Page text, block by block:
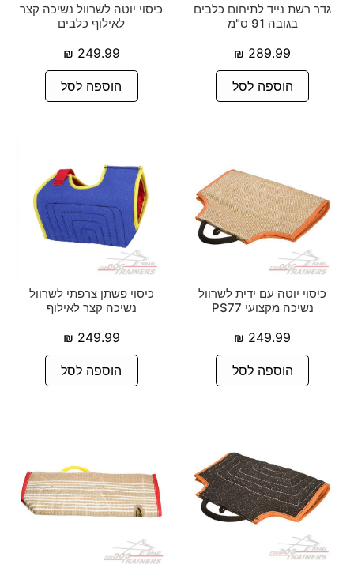
גדר רשת נייד לתיחום כלבים
בגובה 91 ס"מ
289.99
₪
הוספה לסל
כיסוי יוטה לשרוול נשיכה קצר
לאילוף כלבים
249.99
₪
הוספה לסל
כיסוי יוטה עם ידית לשרוול
נשיכה מקצועי PS77
249.99
₪
הוספה לסל
כיסוי פשתן צרפתי לשרוול
נשיכה קצר לאילוף
249.99
₪
הוספה לסל